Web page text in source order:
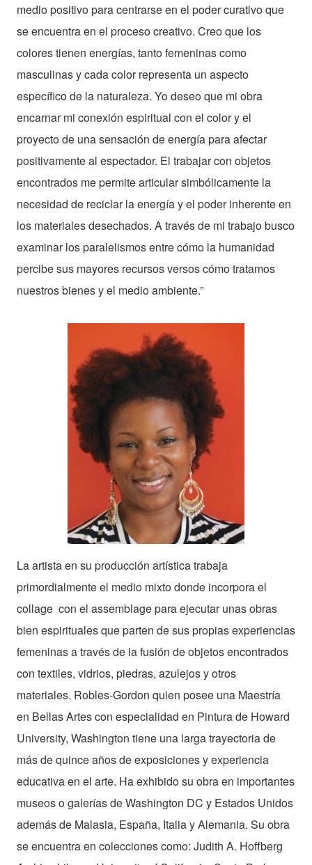
medio positivo para centrarse en el poder curativo que
se encuentra en el proceso creativo. Creo que los
colores tienen energías, tanto femeninas como
masculinas y cada color representa un aspecto
específico de la naturaleza. Yo deseo que mi obra
encarnar mi conexión espiritual con el color y el
proyecto de una sensación de energía para afectar
positivamente al espectador. El trabajar con objetos
encontrados me permite articular simbólicamente la
necesidad de reciclar la energía y el poder inherente en
los materiales desechados. A través de mi trabajo busco
examinar los paralelismos entre cómo la humanidad
percibe sus mayores recursos versos cómo tratamos
nuestros bienes y el medio ambiente.”
La artista en su producción artística trabaja
primordialmente el medio mixto donde incorpora el
collage con el assemblage para ejecutar unas obras
bien espirituales que parten de sus propias experiencias
femeninas a través de la fusión de objetos encontrados
con textiles, vidrios, piedras, azulejos y otros
materiales. Robles-Gordon quien posee una Maestría
en Bellas Artes con especialidad en Pintura de Howard
University, Washington tiene una larga trayectoria de
más de quince años de exposiciones y experiencia
educativa en el arte. Ha exhibido su obra en importantes
museos o galerías de Washington DC y Estados Unidos
además de Malasia, España, Italia y Alemania. Su obra
se encuentra en colecciones como: Judith A. Hoffberg